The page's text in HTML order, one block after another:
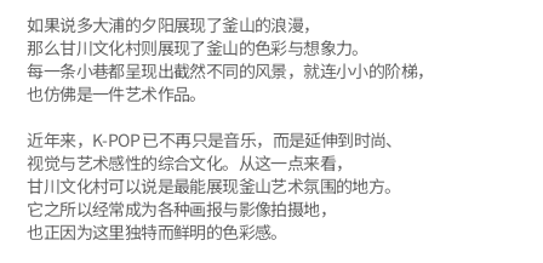
如果说多大浦的夕阳展现了釜山的浪漫，
那么甘川文化村则展现了釜山的色彩与想象力。
每一条小巷都呈现出截然不同的风景，就连小小的阶梯，
也仿佛是一件艺术作品。
近年来，K-POP 已不再只是音乐，而是延伸到时尚、
视觉与艺术感性的综合文化。从这一点来看，
甘川文化村可以说是最能展现釜山艺术氛围的地方。
它之所以经常成为各种画报与影像拍摄地，
也正因为这里独特而鲜明的色彩感。